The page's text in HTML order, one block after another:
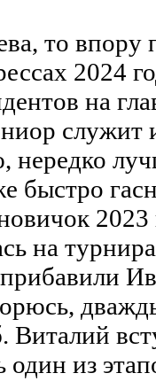
то впору
2024
на
служит
нередко
быстро
на
один из